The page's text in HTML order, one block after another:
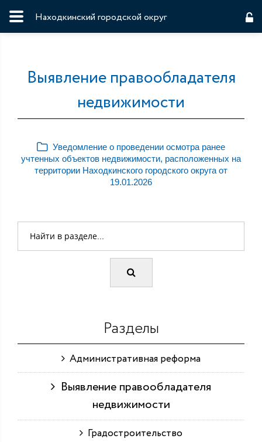
Находкинский городской округ
Выявление правообладателя
недвижимости
Уведомление о проведении осмотра ранее
учтенных объектов недвижимости, расположенных на
территории Находкинского городского округа от
19.01.2026
Разделы
Административная реформа
Выявление правообладателя
недвижимости
Градостроительство